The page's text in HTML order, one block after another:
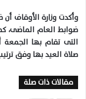
وأكدت وزارة الأوقاف
ضوابط العام الماضى،
التى تقام بها الجمعة
صلاة العيد بها وفق
مقالات ذات صلة